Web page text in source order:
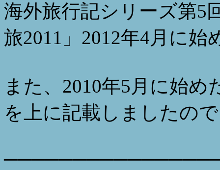
海外旅行記シリーズ第5
旅2011」2012年4月に始
また、2010年5月に始め
を上に記載しましたの